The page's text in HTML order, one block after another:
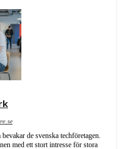
de svenska techföretagen.
med ett stort intresse för stora